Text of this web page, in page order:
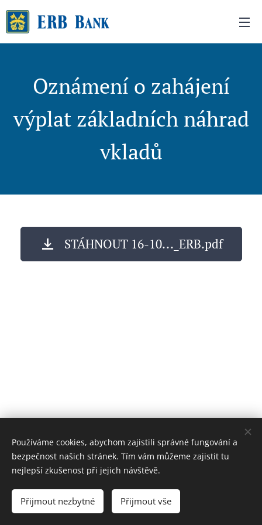
Oznámení o zahájení
výplat základních náhrad
vkladů
STÁHNOUT 16-10..._ERB.pdf
Cookies
Používáme cookies, abychom zajistili správné fungování a
bezpečnost našich stránek. Tím vám můžeme zajistit tu
nejlepší zkušenost při jejich návštěvě.
Přijmout nezbytné Přijmout vše